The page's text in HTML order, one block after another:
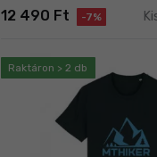
12 490 Ft -7%
Raktáron > 2 db